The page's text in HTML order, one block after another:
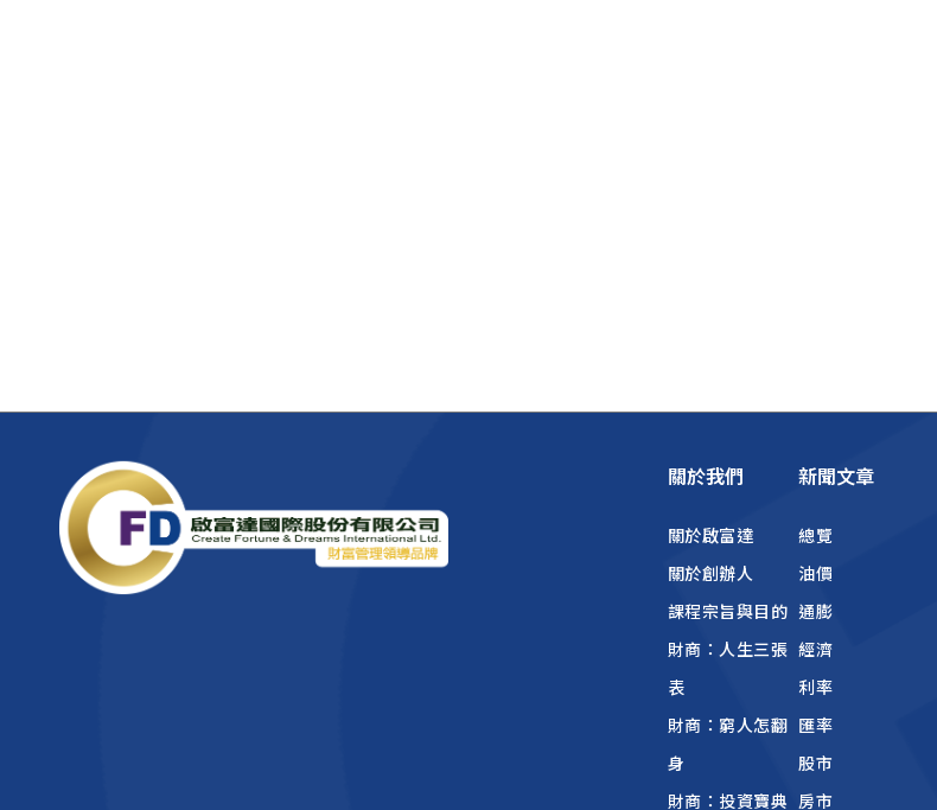
關於我們
關於啟富達
關於創辦人
課程宗旨與目的
財商：人生三張
表
財商：窮人怎翻
身
財商：投資寶典
新聞文章
總覽
油價
通膨
經濟
利率
匯率
股市
房市